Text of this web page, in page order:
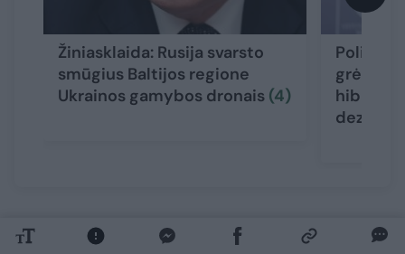
Žiniasklaida: Rusija svarsto
smūgius Baltijos regione
Ukrainos gamybos dronais (4)
Politikai
grėsmę
„Kiek man žinoma, ponas Kaunas teigia, kad